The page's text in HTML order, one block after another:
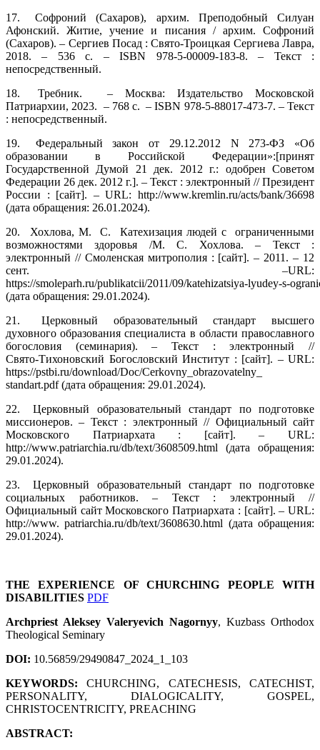
17.
Софроний (Сахаров), архим. Преподобный Силуан
Афонский. Житие, учение и писания / архим. Софроний
(Сахаров). – Сергиев Посад : Свято‑Троицкая Сергиева Лавра,
2018. – 536 с. – ISBN 978‑5‑00009‑183‑8. – Текст :
непосредственный.
18.
Требник. – Москва: Издательство Московской
Патриархии, 2023. – 768 с. – ISBN 978‑5‑88017‑473‑7. – Текст
: непосредственный.
19.
Федеральный закон от 29.12.2012 N 273‑ФЗ «Об
образовании в Российской Федерации»:[принят
Государственной Думой 21 дек. 2012 г.: одобрен Советом
Федерации 26 дек. 2012 г.]. – Текст : электронный // Президент
России : [сайт]. – URL: http://www.kremlin.ru/acts/bank/36698
(дата обращения: 26.01.2024).
20.
Хохлова, М. С. Катехизация людей с ограниченными
возможностями здоровья /М. С. Хохлова. – Текст :
электронный // Смоленская митрополия : [сайт]. – 2011. – 12
сент. –URL:
https://smoleparh.ru/publikatcii/2011/09/
(дата обращения: 29.01.2024).
21.
Церковный образовательный стандарт высшего
духовного образования специалиста в области православного
богословия (семинария). – Текст : электронный //
Свято‑Тихоновский Богословский Институт : [сайт]. – URL:
https://pstbi.ru/download/Doc/Cerkovny_obrazovatelny_
standart.pdf (дата обращения: 29.01.2024).
22.
Церковный образовательный стандарт по подготовке
миссионеров. – Текст : электронный // Официальный сайт
Московского Патриархата : [сайт]. – URL:
http://www.patriarchia.ru/db/text/3608509.html (дата обращения:
29.01.2024).
23.
Церковный образовательный стандарт по подготовке
социальных работников. – Текст : электронный //
Официальный сайт Московского Патриархата : [сайт]. – URL:
http://www. patriarchia.ru/db/text/3608630.html (дата обращения:
29.01.2024).
THE EXPERIENCE OF CHURCHING PEOPLE WITH
DISABILITIES PDF
Archpriest Aleksey Valeryevich Nagornyy, Kuzbass Orthodox
Theological Seminary
DOI: 10.56859/29490847_2024_1_103
KEYWORDS: CHURCHING, CATECHESIS, CATECHIST,
PERSONALITY, DIALOGICALITY, GOSPEL,
CHRISTOCENTRICITY, PREACHING
ABSTRACT: